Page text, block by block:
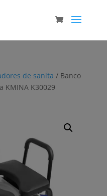
de sanita / Banco
KMINA K30029